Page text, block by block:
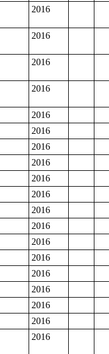
2016
2016
2016
2016
2016
2016
2016
2016
2016
2016
2016
2016
2016
2016
2016
2016
2016
2016
2016